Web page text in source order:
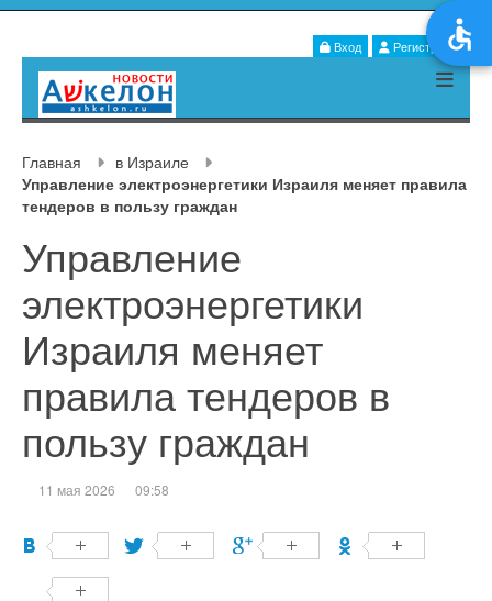
Вход Регистрация
Главная
в Израиле
Управление электроэнергетики Израиля меняет правила
тендеров в пользу граждан
Управление
электроэнергетики
Израиля меняет
правила тендеров в
пользу граждан
11 мая 2026 09:58